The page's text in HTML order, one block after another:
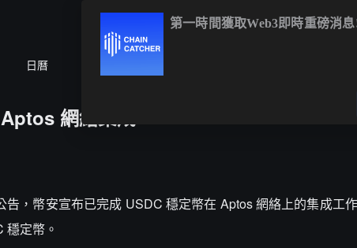
日曆
網絡集成
告，幣安宣布已完成 USDC 穩定幣在 Aptos 網絡上的集成工
穩定幣。
第一時間獲取Web3即時重磅消